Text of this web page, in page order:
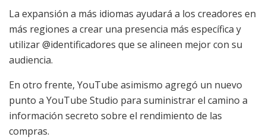
La expansión a más idiomas ayudará a los creadores en
más regiones a crear una presencia más específica y
utilizar @identificadores que se alineen mejor con su
audiencia.
En otro frente, YouTube asimismo agregó un nuevo
punto a YouTube Studio para suministrar el camino a
información secreto sobre el rendimiento de las
compras.